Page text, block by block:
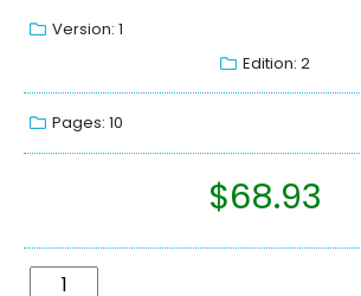
Version: 1
Edition: 2
Pages: 10
$68.93